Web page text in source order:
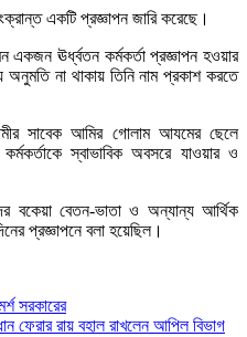
একটি প্রজ্ঞাপন জারি করেছে।
একজন ঊর্ধ্বতন কর্মকর্তা প্রজ্ঞাপন হওয়ার
না থাকায় তিনি নাম প্রকাশ করতে
সাবেক আমির গোলাম আযমের ছেলে
স্বাভাবিক অবসরে যাওয়ার ও
বকেয়া বেতন-ভাতা ও অন্যান্য আর্থিক
প্রজ্ঞাপনে বলা হয়েছিল।
সরকারের
ফেরার রায় বহাল রাখলেন আপিল বিভাগ